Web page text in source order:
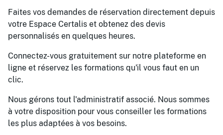
Faites vos demandes de réservation directement depuis
votre Espace Certalis et obtenez des devis
personnalisés en quelques heures.
Connectez-vous gratuitement sur notre plateforme en
ligne et réservez les formations qu'il vous faut en un
clic.
Nous gérons tout l'administratif associé. Nous sommes
à votre disposition pour vous conseiller les formations
les plus adaptées à vos besoins.